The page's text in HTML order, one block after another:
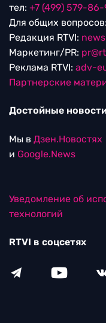
тел: +7 (499) 579-86-
Для общих вопросов:
Редакция RTVI:
Маркетинг/PR:
Реклама RTVI: adv-
Партнерские
Достойные
Мы в Дзен.Новостях
и Google.News
Уведомление об
технологий
RTVI в соцсетях